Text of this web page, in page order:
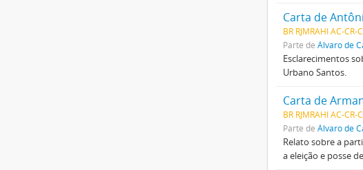
Carta de
BR RJMRAHI AC-CR-
Parte de Álvaro de
Esclarecimentos
Urbano Santos.
Carta de
BR RJMRAHI AC-CR-
Parte de Álvaro de
Relato sobre a
a eleição e posse